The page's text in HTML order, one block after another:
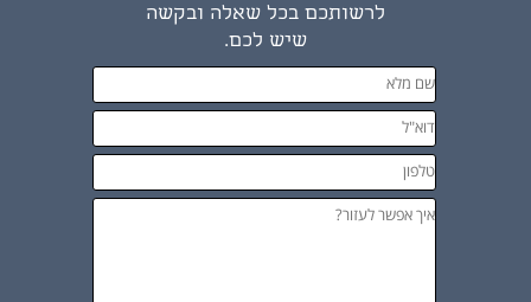
לרשותכם בכל שאלה ובקשה
שיש לכם.